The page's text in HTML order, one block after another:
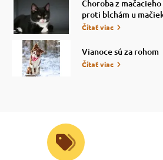
Choroba z
proti blchám u
Čítať viac
Vianoce sú za rohom
Čítať viac